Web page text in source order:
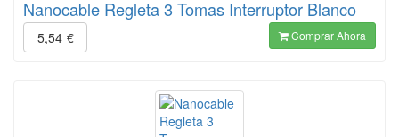
Nanocable Regleta 3 Tomas Interruptor Blanco
5,54 € Comprar Ahora